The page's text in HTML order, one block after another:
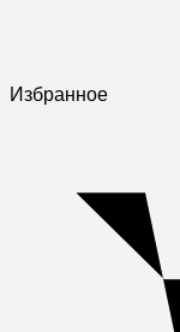
Избранное